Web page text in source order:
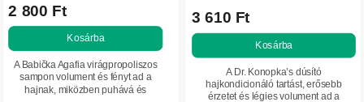
2 800 Ft
Kosárba
A Babička Agafia virágpropoliszos
sampon volument és fényt ad a
hajnak, miközben puhává és
3 610 Ft
Kosárba
A Dr. Konopka’s dúsító
hajkondicionáló tartást, erősebb
érzetet és légies volument ad a